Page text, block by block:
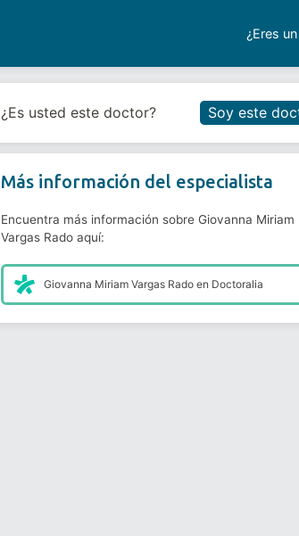
¿Eres
Reservar
¿Es usted este doctor? Soy este
Más información del especialista
Encuentra más información sobre Giovanna Miriam
Vargas Rado aquí:
Giovanna Miriam Vargas Rado en Doctoralia